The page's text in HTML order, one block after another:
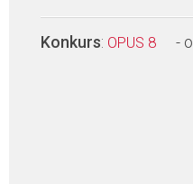
Konkurs: OPUS 8 -